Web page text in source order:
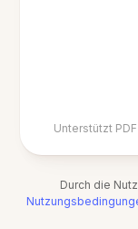
Unterstützt
Durch die